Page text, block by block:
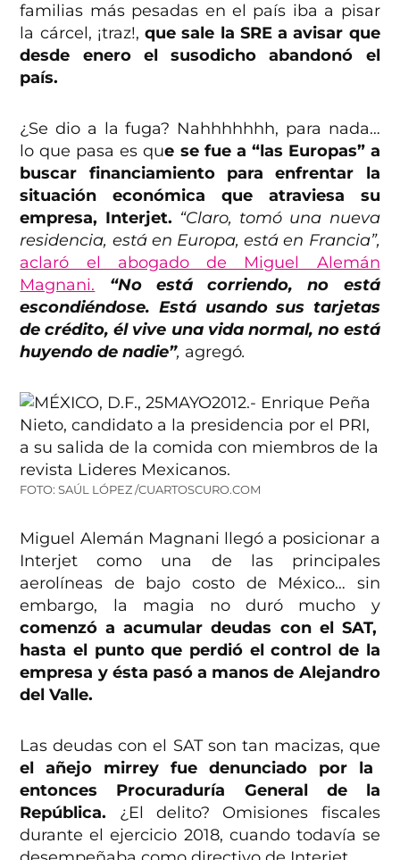
familias más pesadas en el país iba a pisar
la cárcel, ¡traz!,que sale la SRE a avisar que
desde enero el susodicho abandonó el
país.
¿Se dio a la fuga? Nahhhhhhh, para nada…
lo que pasa es que se fue a “las Europas” a
buscar financiamiento para enfrentar la
situación económica que atraviesa su
empresa, Interjet. “Claro, tomó una nueva
residencia, está en Europa, está en Francia”,
aclaró el abogado de Miguel Alemán
Magnani.
“No está corriendo, no está
escondiéndose. Está usando sus tarjetas
de crédito, él vive una vida normal, no está
huyendo de nadie”, agregó.
FOTO: SAÚL LÓPEZ /CUARTOSCURO.COM
Miguel Alemán Magnani llegó a posicionar a
Interjet como una de las principales
aerolíneas de bajo costo de México… sin
embargo, la magia no duró mucho y
comenzó a acumular deudas con el SAT,
hasta el punto que perdió el control de la
empresa y ésta pasó a manos de Alejandro
del Valle.
Las deudas con el SAT son tan macizas, que
el añejo mirrey fue denunciado por la
entonces Procuraduría General de la
República. ¿El delito? Omisiones fiscales
durante el ejercicio 2018, cuando todavía se